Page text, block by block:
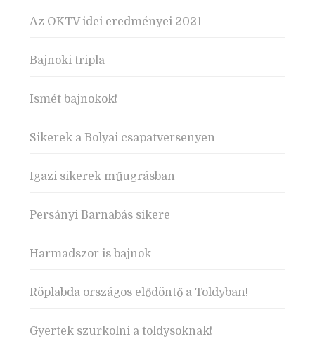
Az OKTV idei eredményei 2021
Bajnoki tripla
Ismét bajnokok!
Sikerek a Bolyai csapatversenyen
Igazi sikerek műugrásban
Persányi Barnabás sikere
Harmadszor is bajnok
Röplabda országos elődöntő a Toldyban!
Gyertek szurkolni a toldysoknak!